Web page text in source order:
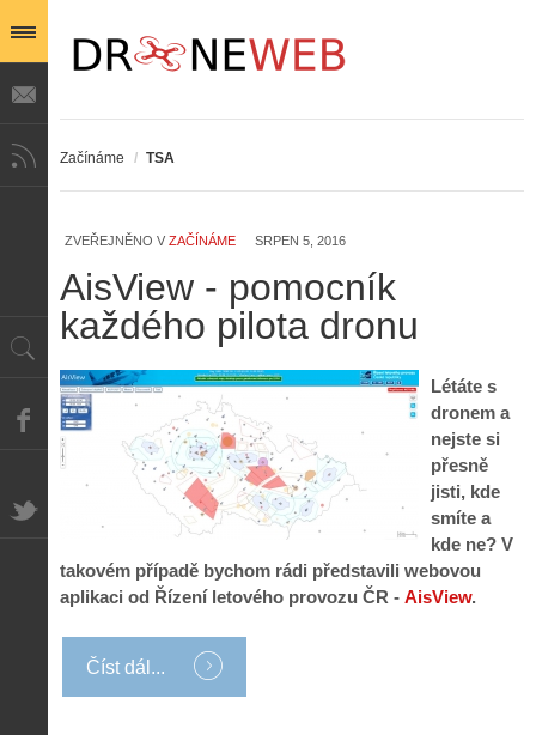
Začínáme / TSA
ZVEŘEJNĚNO V ZAČÍNÁME SRPEN 5, 2016
AisView - pomocník
každého pilota dronu
Létáte s
dronem a
nejste si
přesně
jisti, kde
smíte a
kde ne? V
takovém případě bychom rádi představili webovou
aplikaci od Řízení letového provozu ČR - AisView.
Číst dál...